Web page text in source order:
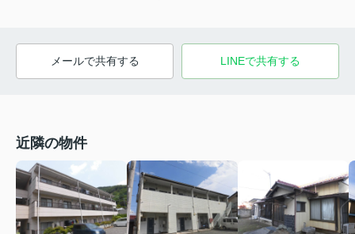
メールで共有する LINEで共有する
近隣の物件